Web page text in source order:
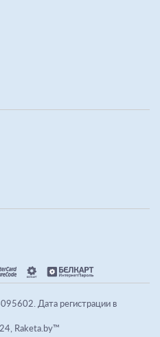
Дата регистрации в
Raketa.by™